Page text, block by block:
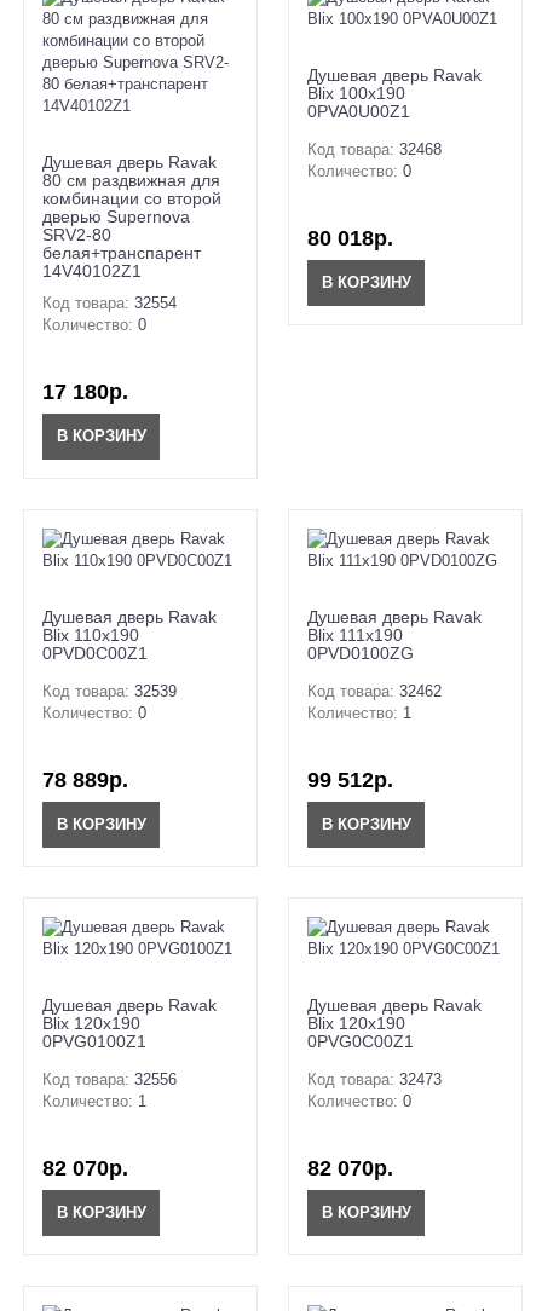
Душевая дверь Ravak
80 см раздвижная для
комбинации со второй
дверью Supernova
SRV2-80
белая+транспарент
14V40102Z1
Код товара: 32554
Количество: 0
17 180р.
В КОРЗИНУ
Душевая дверь Ravak
Blix 100x190
0PVA0U00Z1
Код товара: 32468
Количество: 0
80 018р.
В КОРЗИНУ
Душевая дверь Ravak
Blix 110x190
0PVD0C00Z1
Код товара: 32539
Количество: 0
78 889р.
В КОРЗИНУ
Душевая дверь Ravak
Blix 111x190
0PVD0100ZG
Код товара: 32462
Количество: 1
99 512р.
В КОРЗИНУ
Душевая дверь Ravak
Blix 120x190
0PVG0100Z1
Код товара: 32556
Количество: 1
82 070р.
В КОРЗИНУ
Душевая дверь Ravak
Blix 120x190
0PVG0C00Z1
Код товара: 32473
Количество: 0
82 070р.
В КОРЗИНУ